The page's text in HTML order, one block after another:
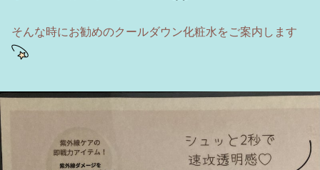
そんな時にお勧めのクールダウン化粧水をご案内します